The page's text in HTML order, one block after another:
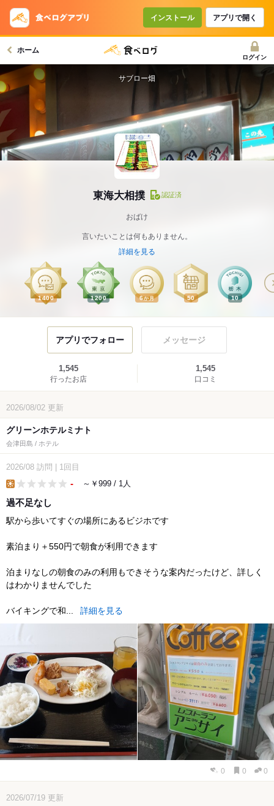
インストール アプリで開く
ホーム
ログイン
東海大相撲 認証済
おばけ
言いたいことは何もありません。
詳細を見る
1400 1200 6か月 50 10
サブロー畑
アプリでフォロー メッセージ
1,545
行ったお店
1,545
口コミ
2026/08/02 更新
グリーンホテルミナト
会津田島 / ホテル
2026/08 訪問 1回目
- ～￥999 / 1人
過不足なし
駅から歩いてすぐの場所にあるビジホです
素泊まり＋550円で朝食が利用できます
泊まりなしの朝食のみの利用もできそうな案内だったけど、詳しく
はわかりませんでした
バイキングで和... 詳細を見る
0 0 0
2026/07/19 更新